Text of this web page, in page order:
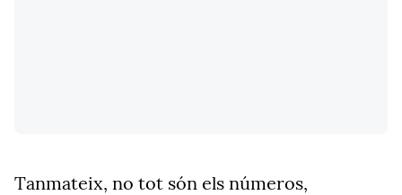
Tanmateix, no tot són els números,